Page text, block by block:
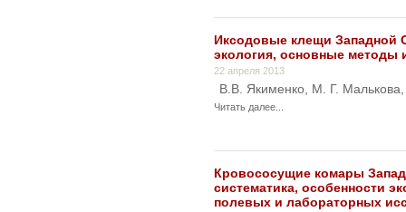
Иксодовые клещи Западной
экология, основные методы
22 апреля 2013
В.В. Якименко, М. Г.
Читать далее...
Кровососущие комары
систематика, особенности
полевых и лабораторных